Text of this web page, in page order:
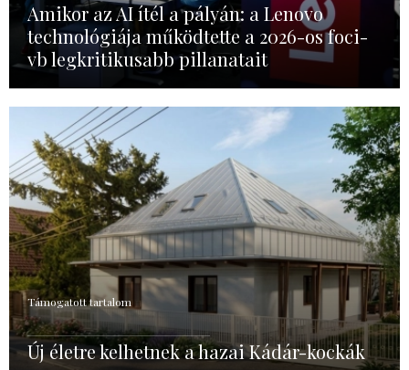
Amikor az AI ítél a pályán: a Lenovo
technológiája működtette a 2026-os foci-
vb legkritikusabb pillanatait
Támogatott tartalom
Új életre kelhetnek a hazai Kádár-kockák